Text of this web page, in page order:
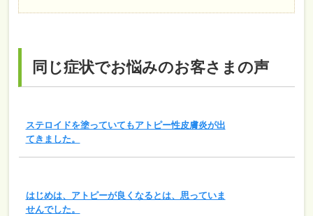
同じ症状でお悩みのお客さまの声
ステロイドを塗っていてもアトピー性皮膚炎が出
てきました。
はじめは、アトピーが良くなるとは、思っていま
せんでした。